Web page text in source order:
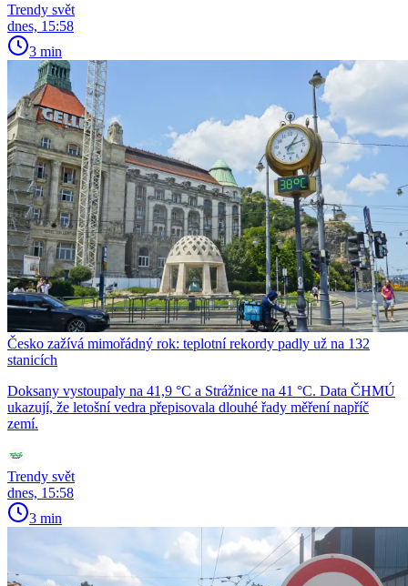
Trendy svět
dnes, 15:58
3 min
Česko zažívá mimořádný rok: teplotní rekordy padly už na 132
stanicích
Doksany vystoupaly na 41,9 °C a Strážnice na 41 °C. Data ČHMÚ
ukazují, že letošní vedra přepisovala dlouhé řady měření napříč
zemí.
Trendy svět
dnes, 15:58
3 min